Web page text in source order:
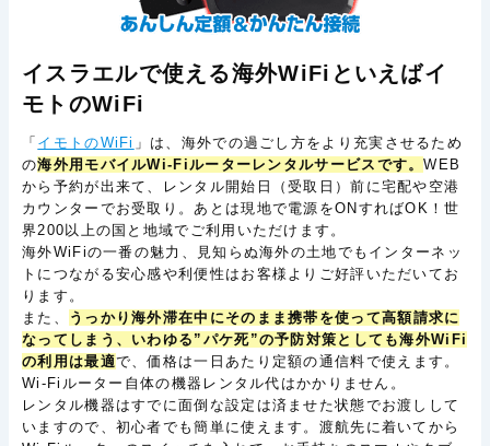
イスラエルで使える海外WiFiといえばイ
モトのWiFi
「 イモトのWiFi 」は、海外での過ごし方をより充実させるため
の海外用モバイルWi-Fiルーターレンタルサービスです。WEB
から予約が出来て、レンタル開始日（受取日）前に宅配や空港
カウンターでお受取り。あとは現地で電源をONすればOK！世
界200以上の国と地域でご利用いただけます。
海外WiFiの一番の魅力、見知らぬ海外の土地でもインターネッ
トにつながる安心感や利便性はお客様よりご好評いただいてお
ります。
また、
うっかり海外滞在中にそのまま携帯を使って高額請求に
なってしまう、いわゆる”パケ死”の予防対策としても海外WiFi
の利用は最適で、価格は一日あたり定額の通信料で使えます。
Wi-Fiルーター自体の機器レンタル代はかかりません。
レンタル機器はすでに面倒な設定は済ませた状態でお渡しして
いますので、初心者でも簡単に使えます。渡航先に着いてから